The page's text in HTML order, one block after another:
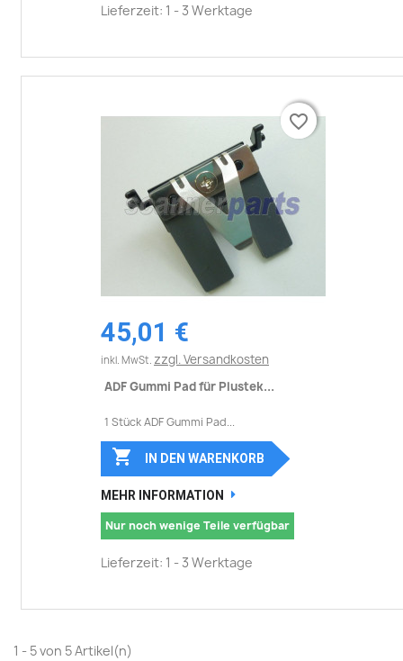
Lieferzeit: 1 - 3 Werktage
45,01 €
inkl. MwSt. zzgl. Versandkosten
ADF Gummi Pad für Plustek...
1 Stück ADF Gummi Pad...
favorite_border
 IN DEN WARENKORB
MEHR INFORMATION
Nur noch wenige Teile verfügbar
Lieferzeit: 1 - 3 Werktage
favorite_border
1 - 5 von 5 Artikel(n)